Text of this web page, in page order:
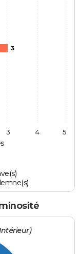
3
3 4 5